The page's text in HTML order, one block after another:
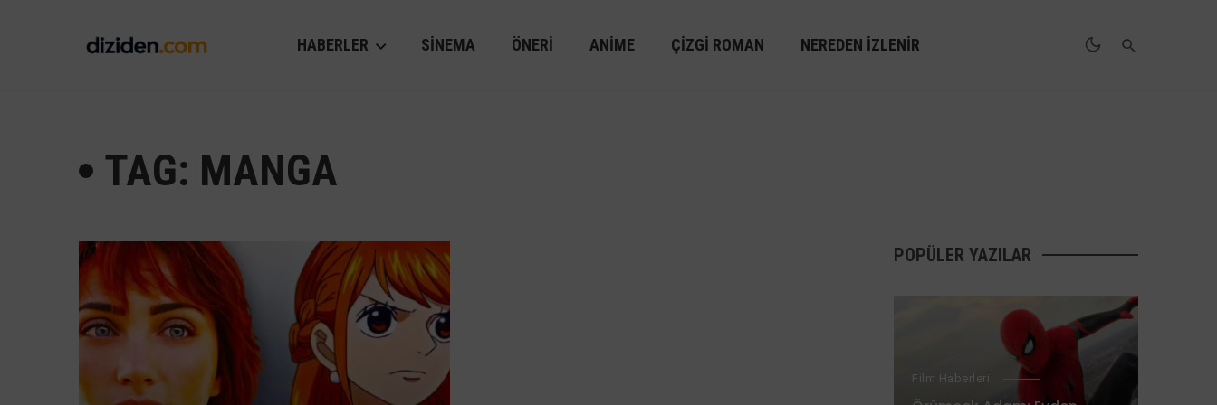
HABERLER SINEMA ÖNERI ANIME ÇIZGI ROMAN NEREDEN İZLENIR
TAG: MANGA
POPÜLER YAZILAR
Film Haberleri